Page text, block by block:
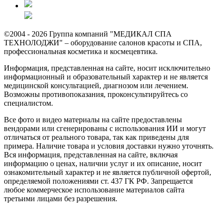
©2004 - 2026 Группа компаний "МЕДИКАЛ СПА
ТЕХНОЛОДЖИ" – оборудование салонов красоты и СПА,
профессиональная косметика и космецевтика.
Информация, представленная на сайте, носит исключительно
информационный и образовательный характер и не является
медицинской консультацией, диагнозом или лечением.
Возможны противопоказания, проконсультируйтесь со
специалистом.
Все фото и видео материалы на сайте предоставлены
вендорами или сгенерированы с использования ИИ и могут
отличаться от реального товара, так как приведены для
примера. Наличие товара и условия доставки нужно уточнять.
Вся информация, представленная на сайте, включая
информацию о ценах, наличии услуг и их описание, носит
ознакомительный характер и не является публичной офертой,
определяемой положениями ст. 437 ГК РФ. Запрещается
любое коммерческое использование материалов сайта
третьими лицами без разрешения.